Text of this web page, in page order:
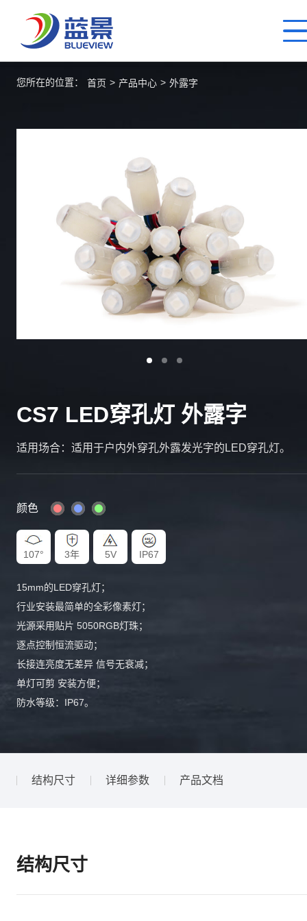
您所在的位置： 首页 > 产品中心 > 外露字
CS7 LED穿孔灯 外露字
适用场合：适用于户内外穿孔外露发光字的LED穿孔灯。
颜色
107° 3年 5V IP67
15mm的LED穿孔灯；
行业安装最简单的全彩像素灯；
光源采用贴片 5050RGB灯珠；
逐点控制恒流驱动；
长接连亮度无差异 信号无衰减；
单灯可剪 安装方便；
防水等级：IP67。
结构尺寸 详细参数 产品文档
结构尺寸